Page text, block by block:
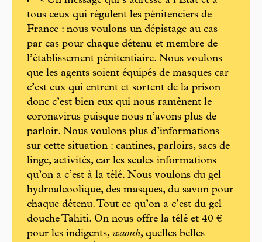
tous ceux qui régulent les pénitenciers de
France : nous voulons un dépistage au cas
par cas pour chaque détenu et membre de
l’établissement pénitentiaire. Nous voulons
que les agents soient équipés de masques car
c’est eux qui entrent et sortent de la prison
donc c’est bien eux qui nous ramènent le
coronavirus puisque nous n’avons plus de
parloir. Nous voulons plus d’informations
sur cette situation : cantines, parloirs, sacs de
linge, activités, car les seules informations
qu’on a c’est à la télé. Nous voulons du gel
hydroalcoolique, des masques, du savon pour
chaque détenu. Tout ce qu’on a c’est du gel
douche Tahiti. On nous offre la télé et 40 €
pour les indigents, waouh, quelles belles